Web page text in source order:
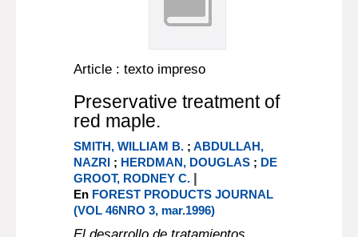
Article : texto impreso
Preservative treatment of
red maple.
SMITH, WILLIAM B. ;ABDULLAH,
NAZRI ; HERDMAN, DOUGLAS ; DE
GROOT, RODNEY C. |
En FOREST PRODUCTS JOURNAL
(VOL 46NRO 3, mar.1996)